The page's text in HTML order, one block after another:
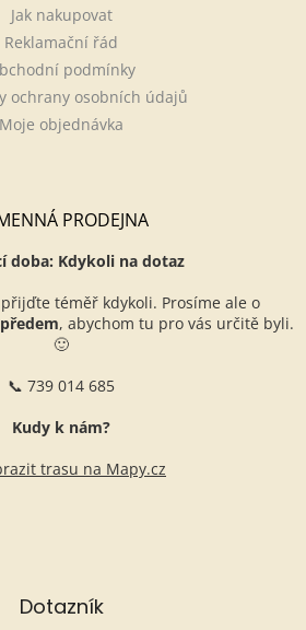
Jak nakupovat
Reklamační řád
podmínky
ochrany osobních údajů
Moje objednávka
PRODEJNA
doba: Kdykoli na dotaz
téměř kdykoli. Prosíme ale o
, abychom tu pro vás určitě byli.
🙂
📞 739 014 685
Kudy k nám?
trasu na Mapy.cz
Dotazník